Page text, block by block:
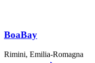
BoaBay
Rimini, Emilia-Romagna